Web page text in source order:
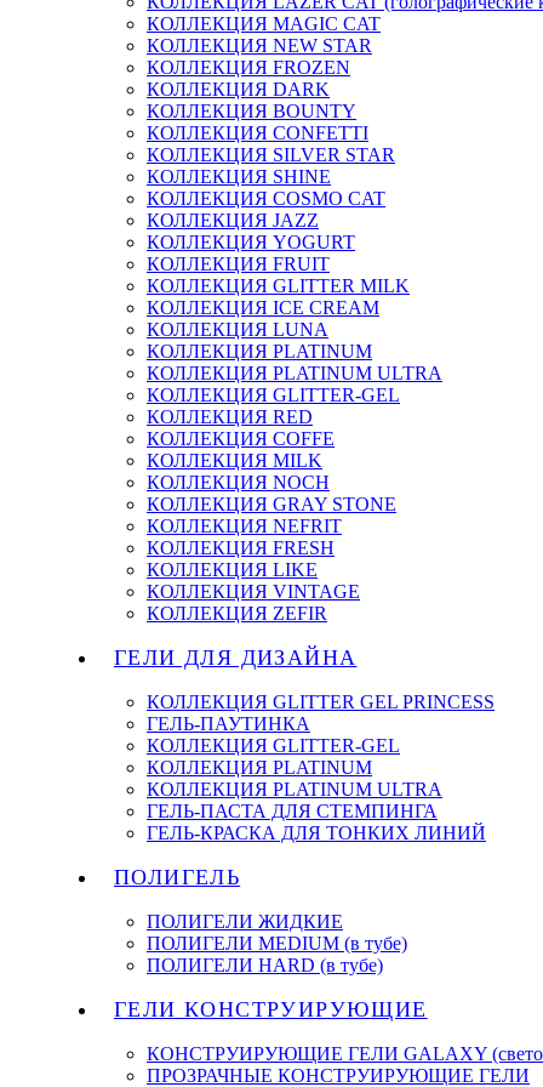
КОЛЛЕКЦИЯ MAGIC CAT
КОЛЛЕКЦИЯ NEW STAR
КОЛЛЕКЦИЯ FROZEN
КОЛЛЕКЦИЯ DARK
КОЛЛЕКЦИЯ BOUNTY
КОЛЛЕКЦИЯ CONFETTI
КОЛЛЕКЦИЯ SILVER STAR
КОЛЛЕКЦИЯ SHINE
КОЛЛЕКЦИЯ COSMO CAT
КОЛЛЕКЦИЯ JAZZ
КОЛЛЕКЦИЯ YOGURT
КОЛЛЕКЦИЯ FRUIT
КОЛЛЕКЦИЯ GLITTER MILK
КОЛЛЕКЦИЯ ICE CREAM
КОЛЛЕКЦИЯ LUNA
КОЛЛЕКЦИЯ PLATINUM
КОЛЛЕКЦИЯ PLATINUM ULTRA
КОЛЛЕКЦИЯ GLITTER-GEL
КОЛЛЕКЦИЯ RED
КОЛЛЕКЦИЯ COFFE
КОЛЛЕКЦИЯ MILK
КОЛЛЕКЦИЯ NOCH
КОЛЛЕКЦИЯ GRAY STONE
КОЛЛЕКЦИЯ NEFRIT
КОЛЛЕКЦИЯ FRESH
КОЛЛЕКЦИЯ LIKE
КОЛЛЕКЦИЯ VINTAGE
КОЛЛЕКЦИЯ ZEFIR
ГЕЛИ ДЛЯ ДИЗАЙНА
КОЛЛЕКЦИЯ GLITTER GEL PRINCESS
ГЕЛЬ-ПАУТИНКА
КОЛЛЕКЦИЯ GLITTER-GEL
КОЛЛЕКЦИЯ PLATINUM
КОЛЛЕКЦИЯ PLATINUM ULTRA
ГЕЛЬ-ПАСТА ДЛЯ СТЕМПИНГА
ГЕЛЬ-КРАСКА ДЛЯ ТОНКИХ ЛИНИЙ
ПОЛИГЕЛЬ
ПОЛИГЕЛИ ЖИДКИЕ
ПОЛИГЕЛИ MEDIUM (в тубе)
ПОЛИГЕЛИ HARD (в тубе)
ГЕЛИ КОНСТРУИРУЮЩИЕ
КОНСТРУИРУЮЩИЕ ГЕЛИ GALAXY
ПРОЗРАЧНЫЕ КОНСТРУИРУЮЩИЕ ГЕЛИ